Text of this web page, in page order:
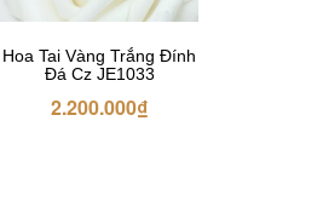
Hoa Tai Vàng Trắng Đính
Đá Cz JE1033
2.200.000₫